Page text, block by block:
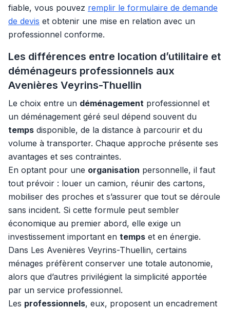
fiable, vous pouvez remplir le formulaire de demande
de devis et obtenir une mise en relation avec un
professionnel conforme.
Les différences entre location d’utilitaire et
déménageurs professionnels aux
Avenières Veyrins-Thuellin
Le choix entre un déménagement professionnel et
un déménagement géré seul dépend souvent du
temps disponible, de la distance à parcourir et du
volume à transporter. Chaque approche présente ses
avantages et ses contraintes.
En optant pour une organisation personnelle, il faut
tout prévoir : louer un camion, réunir des cartons,
mobiliser des proches et s’assurer que tout se déroule
sans incident. Si cette formule peut sembler
économique au premier abord, elle exige un
investissement important en temps et en énergie.
Dans Les Avenières Veyrins-Thuellin, certains
ménages préfèrent conserver une totale autonomie,
alors que d’autres privilégient la simplicité apportée
par un service professionnel.
Les professionnels, eux, proposent un encadrement